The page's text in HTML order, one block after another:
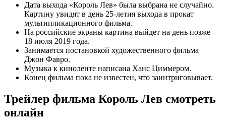
Дата выхода «Король Лев» была выбрана не случайно.
Картину увидят в день 25-летия выхода в прокат
мультипликационного фильма.
На российские экраны картина выйдет на день позже —
18 июля 2019 года.
Занимается постановкой художественного фильма
Джон Фавро.
Музыка к киноленте написана Ханс Циммером.
Конец фильма пока не известен, что заинтриговывает.
Трейлер фильма Король Лев смотреть
онлайн